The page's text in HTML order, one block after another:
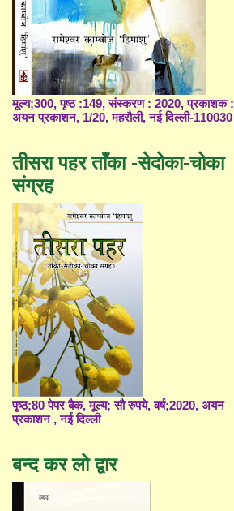
मूल्य;300, पृष्ठ :149, संस्करण : 2020, प्रकाशक :
अयन प्रकाशन, 1/20, महरौली, नई दिल्ली-110030
तीसरा पहर ताँका -सेदोका-चोका
संग्रह
पृष्ठ;80 पेपर बैक, मूल्य; सौ रुपये, वर्ष;2020, अयन
प्रकाशन , नई दिल्ली
बन्द कर लो द्वार